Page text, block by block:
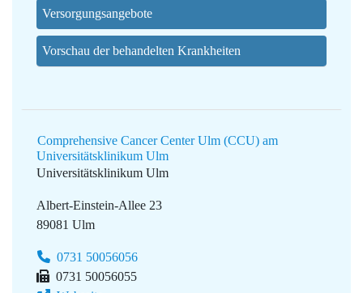
Versorgungsangebote
Vorschau der behandelten Krankheiten
Comprehensive Cancer Center Ulm (CCU) am
Universitätsklinikum Ulm
Universitätsklinikum Ulm
Albert-Einstein-Allee 23
89081 Ulm
0731 50056056
0731 50056055